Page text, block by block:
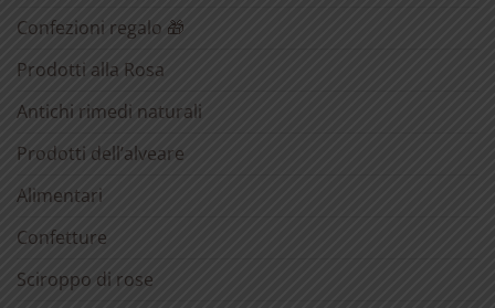
Confezioni regalo 🎁
Prodotti alla Rosa
Antichi rimedi naturali
Prodotti dell’alveare
Alimentari
Confetture
Sciroppo di rose